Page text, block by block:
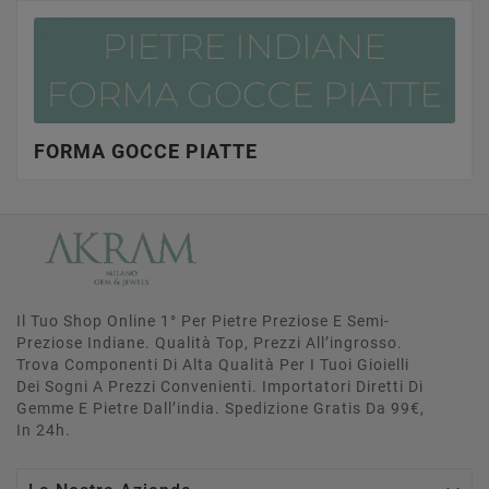
FORMA GOCCE PIATTE
Il Tuo Shop Online 1° Per Pietre Preziose E Semi-
Preziose Indiane. Qualità Top, Prezzi All’ingrosso.
Trova Componenti Di Alta Qualità Per I Tuoi Gioielli
Dei Sogni A Prezzi Convenienti. Importatori Diretti Di
Gemme E Pietre Dall’india. Spedizione Gratis Da 99€,
In 24h.